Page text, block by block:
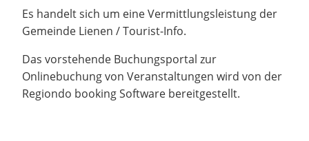
Es handelt sich um eine Vermittlungsleistung der
Gemeinde Lienen / Tourist-Info.
Das vorstehende Buchungsportal zur
Onlinebuchung von Veranstaltungen wird von der
Regiondo booking Software bereitgestellt.